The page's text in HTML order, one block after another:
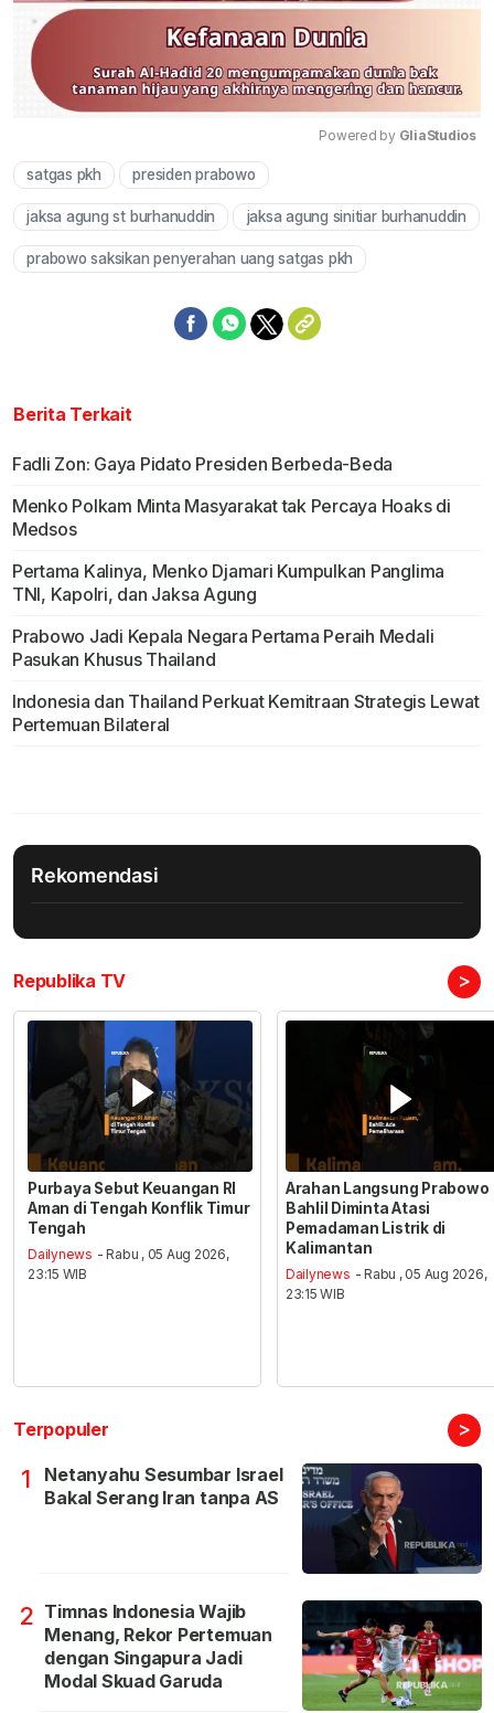
Powered by GliaStudios
satgas pkh presiden prabowo
jaksa agung st burhanuddin jaksa agung sinitiar burhanuddin
prabowo saksikan penyerahan uang satgas pkh
Berita Terkait
Fadli Zon: Gaya Pidato Presiden Berbeda-Beda
Menko Polkam Minta Masyarakat tak Percaya Hoaks di
Medsos
Pertama Kalinya, Menko Djamari Kumpulkan Panglima
TNI, Kapolri, dan Jaksa Agung
Prabowo Jadi Kepala Negara Pertama Peraih Medali
Pasukan Khusus Thailand
Indonesia dan Thailand Perkuat Kemitraan Strategis Lewat
Pertemuan Bilateral
Rekomendasi
Republika TV >
Purbaya Sebut Keuangan RI
Aman di Tengah Konflik Timur
Tengah
Dailynews - Rabu , 05 Aug 2026,
23:15 WIB
Arahan Langsung Prabowo
Bahlil Diminta Atasi
Pemadaman Listrik di
Kalimantan
Dailynews - Rabu , 05 Aug 2026,
23:15 WIB
Terpopuler >
1
Netanyahu Sesumbar Israel
Bakal Serang Iran tanpa AS
2 Timnas Indonesia Wajib
Menang, Rekor Pertemuan
dengan Singapura Jadi
Modal Skuad Garuda